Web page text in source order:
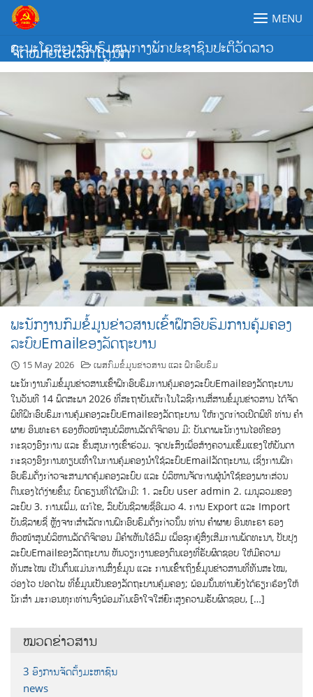
Skip
content
ຄະນະໂຄສະນາອົບຮົມສູນກາງພັກປະຊາຊົນປະຕິວັດລາວ
MENU
ຈົດໝາຍເອເລັກໂຕຼນິກ
ພະນັກງານກົມຂໍ້ມູນຂ່າວສານເຂົ້າຝຶກອົບຮົມການຄຸ້ມຄອງ
ລະບົບEmailຂອງລັດຖະບານ
15 May 2026 ເພສກົມຂໍ້ມູນຂ່າວສານ ແລະ ຝຶກອົບຮົມ
ພະນັກງານກົມຂໍ້ມູນຂ່າວສານເຂົ້າຝຶກອົບຮົມການຄຸ້ມຄອງລະບົບEmailຂອງລັດຖະບານ
ໃນວັນທີ 14 ພຶດສະພາ 2026 ທີ່ສະຖາບັນເຕັກໂນໂລຊີການສື່ສານຂໍ້ມູນຂ່າວສານ ໄດ້ຈັດ
ພິທີຝຶກອົບຮົມການຄຸ້ມຄອງລະບົບEmailຂອງລັດຖະບານ ໃຫ້ກຽດກ່າວເປີດພິທີ ທ່ານ ຄຳ
ຜາຍ ອິນທະຣາ ຮອງຫົວໜ້າສູນບໍລິຫານລັດດິຈິຕອນ ມີ: ບັນດາພະນັກງານໄອທີຂອງ
ກະຊວງອົງການ ແລະ ຂັ້ນສູນກາງເຂົ້າຮ່ວມ. ຈຸດປະສົງເພື່ອສ້າງຄວາມເຂັ້ມແຂງໃຫ້ບັນດາ
ກະຊວງອົງການທຽບເທົ່າໃນການຄຸ້ມຄອງນຳໃຊ້ລະບົບEmailລັດຖະບານ, ເຊິ່ງການຝຶກ
ອົບຮົມດັ່ງກ່າວຈະສາມາດຄຸ້ມຄອງລະບົບ ແລະ ບໍລິຫານຈັດການຜູ້ນຳໃຊ້ຂອງພາກສ່ວນ
ຕົນເອງໄດ້ງ່າຍຂຶ້ນ; ບົດຮຽນທີ່ໄດ້ຝຶກມີ: 1. ລະບົບ user admin 2. ເມນູລວມຂອງ
ລະບົບ 3. ການເພີ່ມ, ແກ້ໄຂ, ລົບບັນຊີລາຍຊື່ອີເມວ 4. ການ Export ແລະ Import
ບັນຊີລາຍຊື່ ຫຼັງຈາກສໍາເລັດການຝຶກອົບຮົມດັ່ງກ່າວນັ້ນ ທ່ານ ຄຳຜາຍ ອິນທະຣາ ຮອງ
ຫົວໜ້າສູນບໍລິຫານລັດດິຈິຕອນ ມີຄຳເຫັນໂອ້ລົມ ເພື່ອຊຸກຍູ້ສົ່ງເສີມການພັດທະນາ, ປັບປຸງ
ລະບົບEmailຂອງລັດຖະບານ ຫັນວຽກງານຂອງຕົນເອງທີ່ຮັບຜິດຊອບ ໃຫ້ມີຄວາມ
ທັນສະໄໝ ເປັນຕົ້ນແມ່ນການສົ່ງຂໍ້ມູນ ແລະ ການເຂົ້າເຖິງຂໍ້ມູນຂ່າວສານທີ່ທັນສະໄໝ,
ວ່ອງໄວ ປອດໄພ ທີ່ຂໍ້ມູນເປັນຂອງລັດຖະບານຄຸ້ມຄອງ; ພ້ອມນັ້ນທ່ານຍັງໄດ້ຮຽກຮ້ອງໃຫ້
ນັກສຳ ມະກອນທຸກທ່ານຈົ່ງພ້ອມກັນເອົາໃຈໃສ່ຍົກສູງຄວາມຮັບຜິດຊອບ, […]
ໝວດຂ່າວສານ
3 ອົງການຈັດຕັ້ງມະຫາຊົນ
news